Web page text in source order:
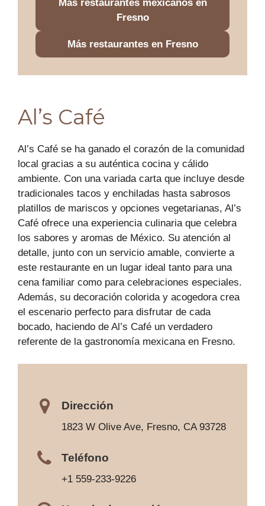
Más restaurantes mexicanos en
Fresno
Más restaurantes en Fresno
Al’s Café
Al’s Café se ha ganado el corazón de la comunidad
local gracias a su auténtica cocina y cálido
ambiente. Con una variada carta que incluye desde
tradicionales tacos y enchiladas hasta sabrosos
platillos de mariscos y opciones vegetarianas, Al’s
Café ofrece una experiencia culinaria que celebra
los sabores y aromas de México. Su atención al
detalle, junto con un servicio amable, convierte a
este restaurante en un lugar ideal tanto para una
cena familiar como para celebraciones especiales.
Además, su decoración colorida y acogedora crea
el escenario perfecto para disfrutar de cada
bocado, haciendo de Al’s Café un verdadero
referente de la gastronomía mexicana en Fresno.
Dirección
1823 W Olive Ave, Fresno, CA 93728
Teléfono
+1 559-233-9226